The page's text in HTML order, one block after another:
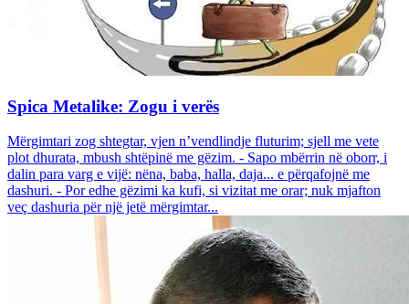
Spica Metalike: Zogu i verës
Mërgimtari zog shtegtar, vjen n’vendlindje fluturim; sjell me vete
plot dhurata, mbush shtëpinë me gëzim. - Sapo mbërrin në oborr, i
dalin para varg e vijë: nëna, baba, halla, daja... e përqafojnë me
dashuri. - Por edhe gëzimi ka kufi, si vizitat me orar; nuk mjafton
veç dashuria për një jetë mërgimtar...